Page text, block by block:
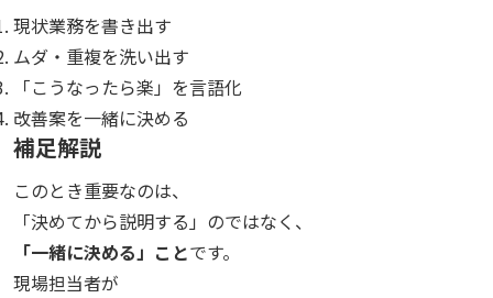
現状業務を書き出す
ムダ・重複を洗い出す
「こうなったら楽」を言語化
改善案を一緒に決める
補足解説
このとき重要なのは、
「決めてから説明する」のではなく、
「一緒に決める」ことです。
現場担当者が